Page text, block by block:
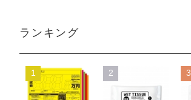
ランキング
1 2 3